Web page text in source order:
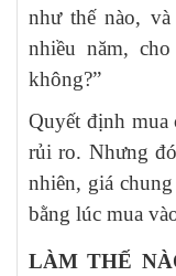
như thế nào,
nhiều năm,
không?”
Quyết định mua
rủi ro. Nhưng
nhiên, giá
bằng lúc mua
LÀM THẾ